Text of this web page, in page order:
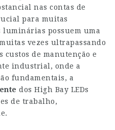
nas contas de
para muitas
luminárias possuem uma
vezes ultrapassando
custos de manutenção e
industrial, onde a
fundamentais, a
dos High Bay LEDs
de trabalho,